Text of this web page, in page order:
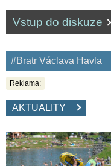
Vstup do diskuze
#Bratr Václava Havla
Reklama:
AKTUALITY